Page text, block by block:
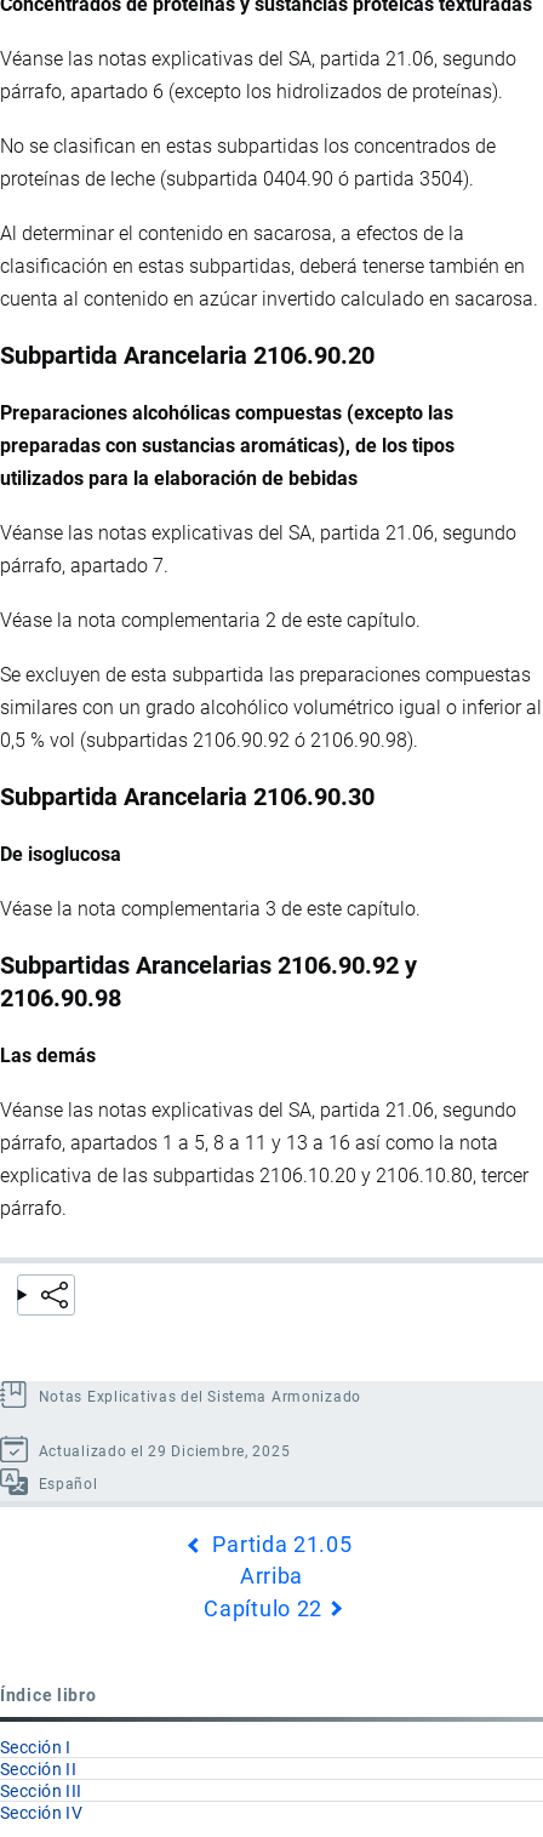
Véanse las notas explicativas del SA, partida 21.06, segundo
párrafo, apartado 6 (excepto los hidrolizados de proteínas).
No se clasifican en estas subpartidas los concentrados de
proteínas de leche (subpartida 0404.90 ó partida 3504).
Al determinar el contenido en sacarosa, a efectos de la
clasificación en estas subpartidas, deberá tenerse también en
cuenta al contenido en azúcar invertido calculado en sacarosa.
Subpartida Arancelaria 2106.90.20
Preparaciones alcohólicas compuestas (excepto las
preparadas con sustancias aromáticas), de los tipos
utilizados para la elaboración de bebidas
Véanse las notas explicativas del SA, partida 21.06, segundo
párrafo, apartado 7.
Véase la nota complementaria 2 de este capítulo.
Se excluyen de esta subpartida las preparaciones compuestas
similares con un grado alcohólico volumétrico igual o inferior al
0,5 % vol (subpartidas 2106.90.92 ó 2106.90.98).
Subpartida Arancelaria 2106.90.30
De isoglucosa
Véase la nota complementaria 3 de este capítulo.
Subpartidas Arancelarias 2106.90.92 y
2106.90.98
Las demás
Véanse las notas explicativas del SA, partida 21.06, segundo
párrafo, apartados 1 a 5, 8 a 11 y 13 a 16 así como la nota
explicativa de las subpartidas 2106.10.20 y 2106.10.80, tercer
párrafo.
Notas Explicativas del Sistema Armonizado
Actualizado el 29 Diciembre, 2025
Español
21.06
Partida 21.05
Arriba
Capítulo 22
Índice libro
Sección I
Sección II
Sección III
Sección IV